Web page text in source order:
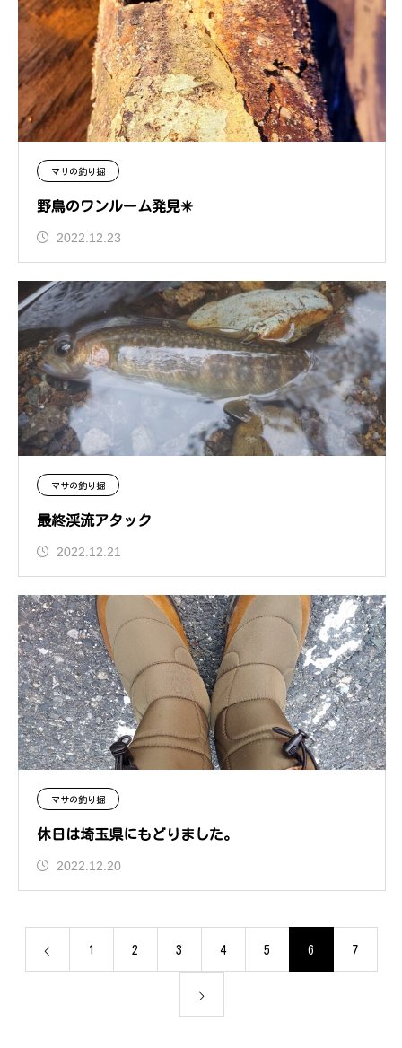
マサの釣り掘
野鳥のワンルーム発見✴️
2022.12.23
マサの釣り掘
最終渓流アタック
2022.12.21
マサの釣り掘
休日は埼玉県にもどりました。
2022.12.20
1 2 3 4 5 6 7